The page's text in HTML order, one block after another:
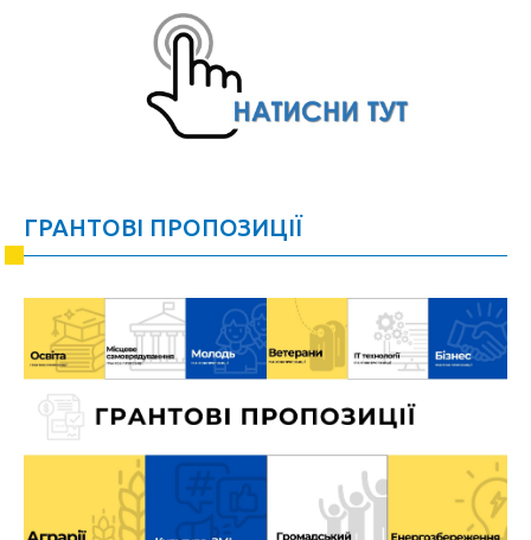
ГРАНТОВІ ПРОПОЗИЦІЇ